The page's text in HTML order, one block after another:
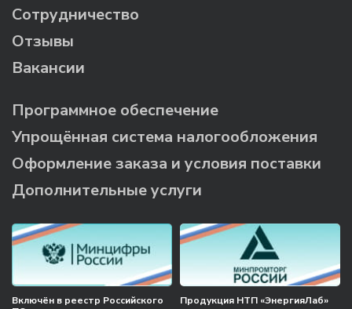
Сотрудничество
Отзывы
Вакансии
Программное обеспечение
Упрощённая система налогообложения
Оформление заказа и условия поставки
Дополнительные услуги
Включён в реестр Российского
Продукция НТП «ЭнергияЛаб»